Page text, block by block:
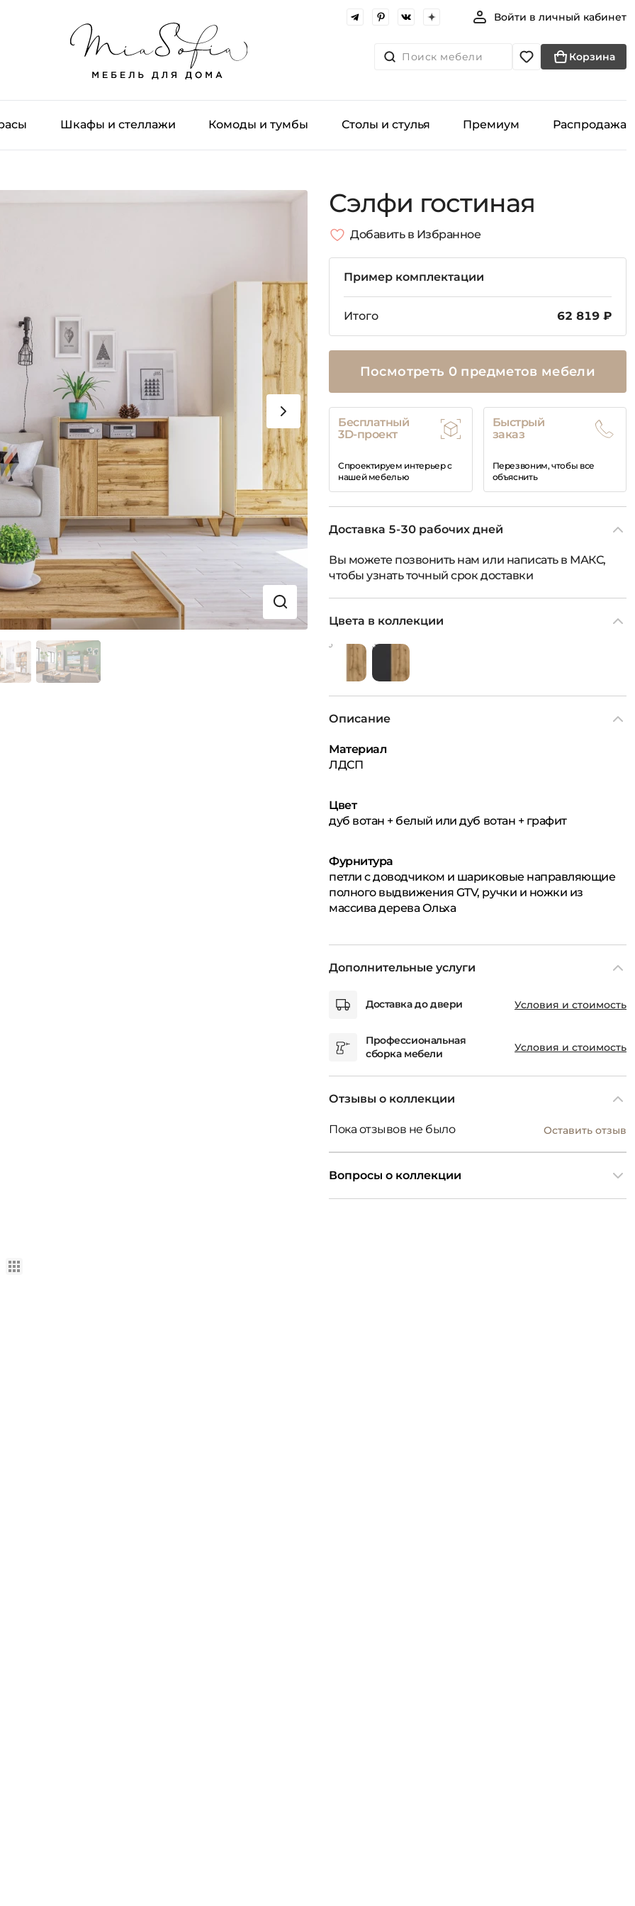
Войти в личный кабинет
Поиск мебели Корзина
Шкафы и стеллажи Комоды и тумбы Столы и стулья Премиум Распродажа
Сэлфи гостиная
Добавить в Избранное
Пример комплектации
Итого 62 819 ₽
Посмотреть 0 предметов мебели
Бесплатный
3D-проект
Спроектируем интерьер с
нашей мебелью
Быстрый
заказ
Перезвоним, чтобы все
объяснить
Доставка 5-30 рабочих дней
Вы можете позвонить нам или написать в МАКС,
чтобы узнать точный срок доставки
Цвета в коллекции
Описание
Материал
ЛДСП
Цвет
дуб вотан + белый или дуб вотан + графит
Фурнитура
петли с доводчиком и шариковые направляющие
полного выдвижения GTV, ручки и ножки из
массива дерева Ольха
Дополнительные услуги
Доставка до двери Условия и стоимость
Профессиональная
сборка мебели
Условия и стоимость
Отзывы о коллекции
Пока отзывов не было Оставить отзыв
Вопросы о коллекции